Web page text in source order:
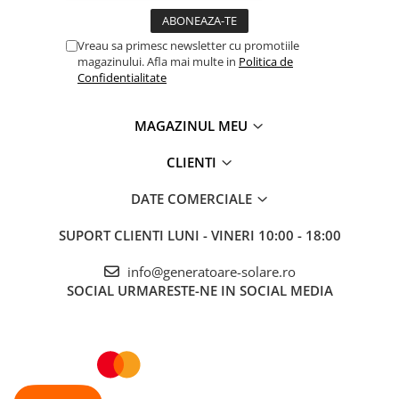
Accesorii instrumente de masura
Camere TermiceVreau sa primesc newsletter cu promotiile
magazinului. Afla mai multe in Politica de
Confidentialitate
MAGAZINUL MEU
CLIENTI
DATE COMERCIALE
SUPORT CLIENTI LUNI - VINERI 10:00 - 18:00
info@generatoare-solare.ro
SOCIAL URMARESTE-NE IN SOCIAL MEDIA